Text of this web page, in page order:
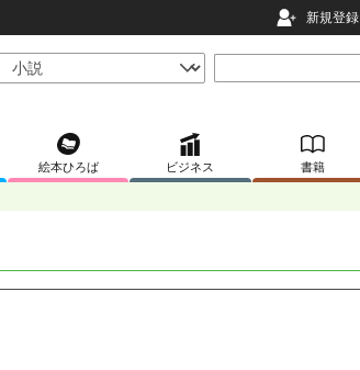
新規登録
絵本ひろば ビジネス 書籍